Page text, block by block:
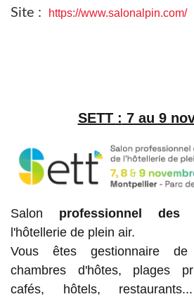
Site :
https://www.salonalpin.com/
SETT : 7 au 9
Salon professionnel des
l'hôtellerie de plein air.
Vous êtes gestionnaire de
chambres d'hôtes, plages
cafés, hôtels,